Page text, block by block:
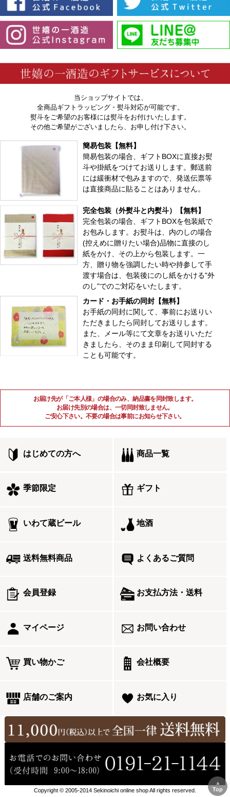
▲
Top
当ショップサイトでは、
全商品ギフトラッピング・熨斗対応が可能です。
熨斗をご希望のお客様には熨斗をお付けいたします。
その他ご希望がございましたら、お申し付け下さい。
簡易包装【無料】
簡易包装の場合、ギフトBOXに直接お熨
斗や掛紙をつけてお送りします。郵送前
には緩衝材で包みますので、発送伝票等
は直接商品に貼ることはありません。
完全包装（外熨斗と内熨斗）【無料】
完全包装の場合、ギフトBOXを包装紙で
お包みします。お熨斗は、内のしの場合
(控えめに贈りたい場合)品物に直接のし
紙をかけ、その上から包装します。一
方、贈り物を強調したい時や持参して手
渡す場合は、包装後にのし紙をかける"外
のし"でのご対応をいたします。
カード・お手紙の同封【無料】
お手紙の同封に関して、事前にお送りい
ただきましたら同封してお送りします。
また、メール等にて文章をお送りいただ
きましたら、そのまま印刷して同封する
ことも可能です。
お届け先が「ご本人様」の場合のみ、納品書を同封致します。
お届け先別の場合は、一切同封致しません。
ご安心下さい。不要の場合は事前にお知らせ下さい。
はじめての方へ 商品一覧
季節限定 ギフト
いわて蔵ビール 地酒
送料無料商品 よくあるご質問
会員登録 お支払方法・送料
マイページ お問い合わせ
買い物かご 会社概要
店舗のご案内 お気に入り
Copyright © 2005-2014 Sekinoichi online shop All rights reserved.